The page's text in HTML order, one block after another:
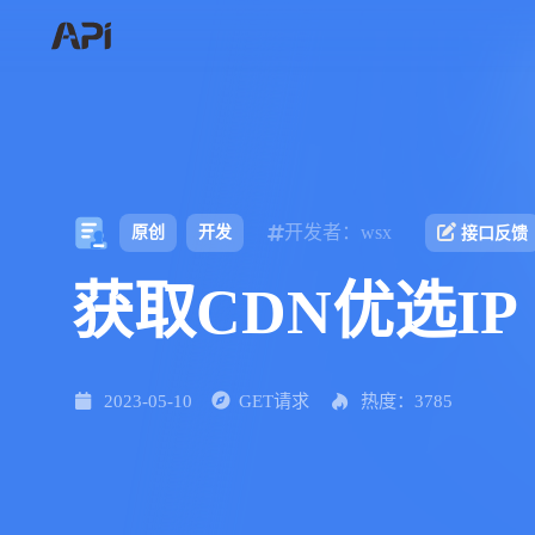
原创 开发 开发者：wsx 接口反馈
获取CDN优选IP
2023-05-10 GET请求 热度：3785